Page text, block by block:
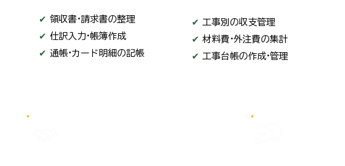
✔ 領収書·請求書の整理
✔ 仕訳入力·帳簿作成
✔ 通帳·カード明細の記帳
✔ 工事別の収支管理
✔ 材料費·外注費の集計
✔ 工事台帳の作成·管理